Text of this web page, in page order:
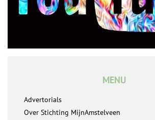
MENU
Advertorials
Over Stichting MijnAmstelveen